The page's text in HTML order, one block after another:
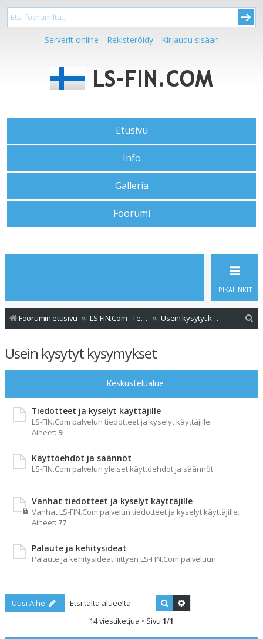
Serverit online Rekisteröidy Kirjaudu sisään
Etusivu
Info
Galleria
Foorumi
PIKALINKIT
Foorumin etusivu LS-FIN.Com - Tervetuloa Usein kysytyt kysymykset
Usein kysytyt kysymykset
Keskustelualue
Tiedotteet ja kyselyt käyttäjille
LS-FIN.Com palvelun tiedotteet ja kyselyt käyttäjille.
Aiheet: 9
Käyttöehdot ja säännöt
LS-FIN.Com palvelun yleiset käyttöehdot ja säännöt.
Vanhat tiedotteet ja kyselyt käyttäjille
Vanhat LS-FIN.Com palvelun tiedotteet ja kyselyt käyttäjille.
Aiheet: 77
Palaute ja kehitysideat
Palaute ja kehitysideat liittyen LS-FIN.Com palveluun.
Uusi Aihe Etsi
14 viestiketjua • Sivu 1/1